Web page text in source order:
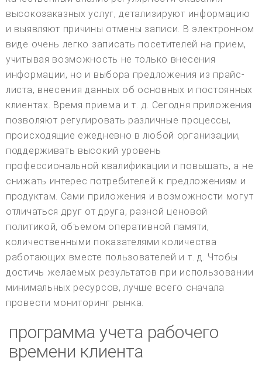
высокозаказных услуг, детализируют информацию
и выявляют причины отмены записи. В электронном
виде очень легко записать посетителей на прием,
учитывая возможность не только внесения
информации, но и выбора предложения из прайс-
листа, внесения данных об основных и постоянных
клиентах. Время приема и т. д. Сегодня приложения
позволяют регулировать различные процессы,
происходящие ежедневно в любой организации,
поддерживать высокий уровень
профессиональной квалификации и повышать, а не
снижать интерес потребителей к предложениям и
продуктам. Сами приложения и возможности могут
отличаться друг от друга, разной ценовой
политикой, объемом оперативной памяти,
количественными показателями количества
работающих вместе пользователей и т. д. Чтобы
достичь желаемых результатов при использовании
минимальных ресурсов, лучше всего сначала
провести мониторинг рынка.
программа учета рабочего
времени клиента